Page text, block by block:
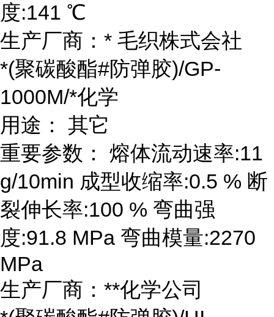
度:141 ℃
生产厂商：* 毛织株式会社
*(聚碳酸酯#防弹胶)/GP-
1000M/*化学
用途： 其它
重要参数： 熔体流动速率:11
g/10min 成型收缩率:0.5 % 断
裂伸长率:100 % 弯曲强
度:91.8 MPa 弯曲模量:2270
MPa
生产厂商：**化学公司